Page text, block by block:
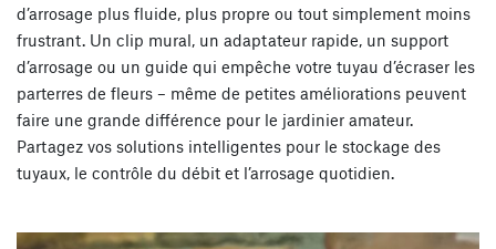
d’arrosage plus fluide, plus propre ou tout simplement moins
frustrant. Un clip mural, un adaptateur rapide, un support
d’arrosage ou un guide qui empêche votre tuyau d’écraser les
parterres de fleurs – même de petites améliorations peuvent
faire une grande différence pour le jardinier amateur.
Partagez vos solutions intelligentes pour le stockage des
tuyaux, le contrôle du débit et l’arrosage quotidien.